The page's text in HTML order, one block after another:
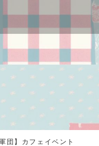
団】カフェイベント